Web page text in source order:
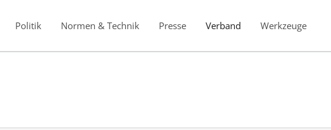
Politik Normen & Technik Presse Verband Werkzeuge